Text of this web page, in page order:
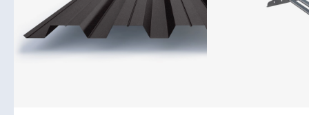
г. Казань, ул. Чуйкова, 1а,
офис 203
Подписывайтесь на нас